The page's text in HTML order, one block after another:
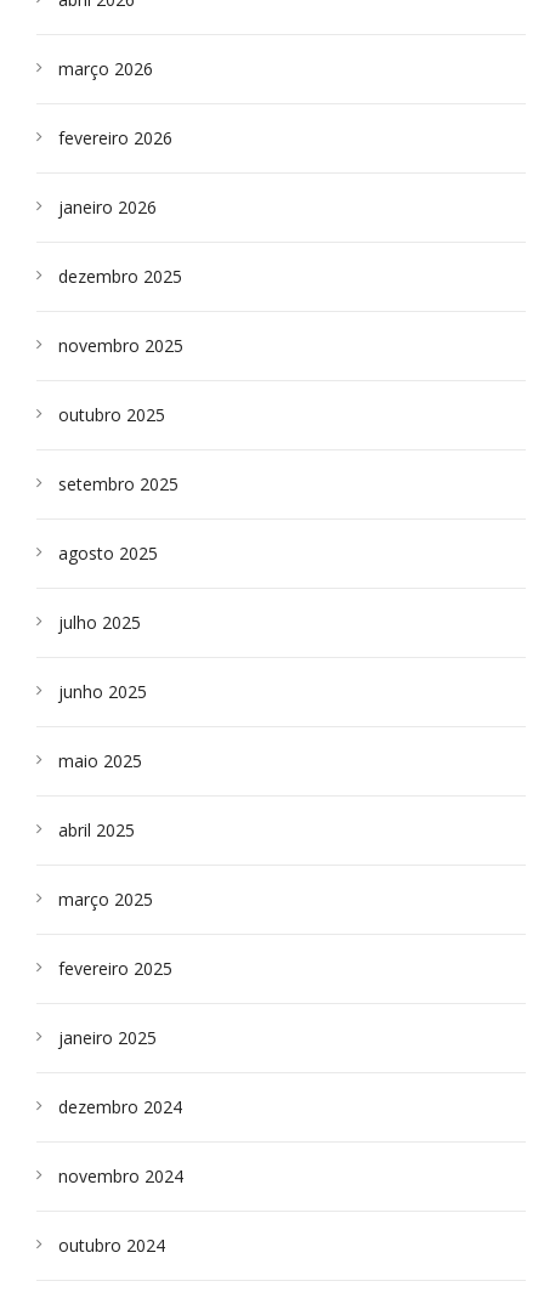
março 2026
fevereiro 2026
janeiro 2026
dezembro 2025
novembro 2025
outubro 2025
setembro 2025
agosto 2025
julho 2025
junho 2025
maio 2025
abril 2025
março 2025
fevereiro 2025
janeiro 2025
dezembro 2024
novembro 2024
outubro 2024